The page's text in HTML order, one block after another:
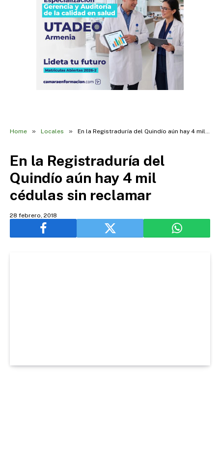
Home » Locales » En la Registraduría del Quindío aún hay 4 mil cédulas sin reclamar
En la Registraduría del
Quindío aún hay 4 mil
cédulas sin reclamar
28 febrero, 2018